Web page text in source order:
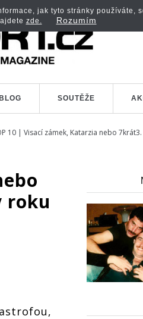
BLOG SOUTĚŽE
10 | Visací zámek, Katarzia nebo
roku
jak tyto stránky
zde. Rozumím